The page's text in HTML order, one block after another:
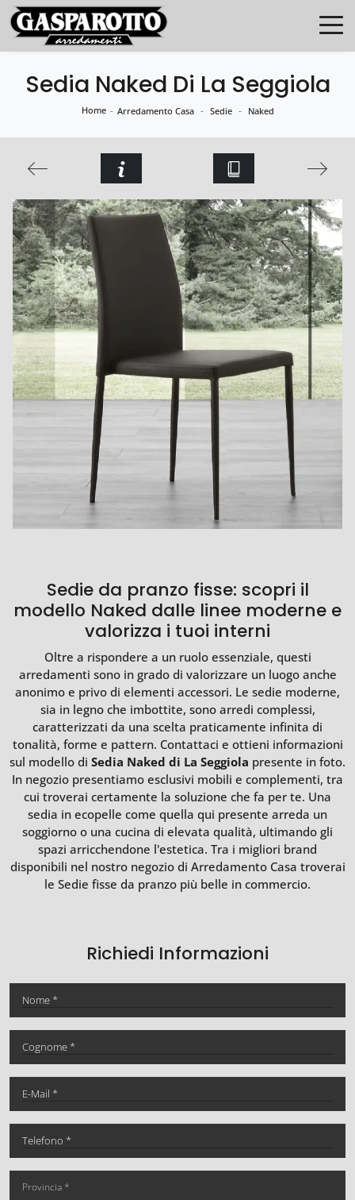
Sedia Naked Di La Seggiola
Home - Arredamento Casa - Sedie - Naked
Sedie da pranzo fisse: scopri il
modello Naked dalle linee moderne e
valorizza i tuoi interni
Oltre a rispondere a un ruolo essenziale, questi
arredamenti sono in grado di valorizzare un luogo anche
anonimo e privo di elementi accessori. Le sedie moderne,
sia in legno che imbottite, sono arredi complessi,
caratterizzati da una scelta praticamente infinita di
tonalità, forme e pattern. Contattaci e ottieni informazioni
sul modello di Sedia Naked di La Seggiola presente in foto.
In negozio presentiamo esclusivi mobili e complementi, tra
cui troverai certamente la soluzione che fa per te. Una
sedia in ecopelle come quella qui presente arreda un
soggiorno o una cucina di elevata qualità, ultimando gli
spazi arricchendone l'estetica. Tra i migliori brand
disponibili nel nostro negozio di Arredamento Casa troverai
le Sedie fisse da pranzo più belle in commercio.
Richiedi Informazioni